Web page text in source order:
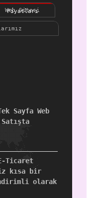
Page) Web
Sitesi
Web Sitesi
Sayfa Web
Ticaret
kısa bir
olarak